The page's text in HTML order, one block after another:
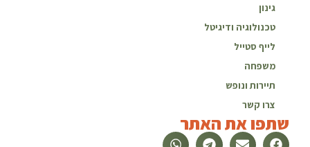
גינון
טכנולוגיה ודיגיטל
לייף סטייל
משפחה
תיירות ונופש
צרו קשר
שתפו את האתר